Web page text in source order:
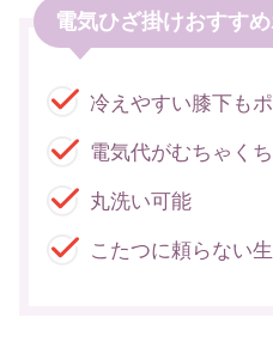
電気ひざ掛けおすす
冷えやすい膝下も
電気代がむちゃく
丸洗い可能
こたつに頼らない